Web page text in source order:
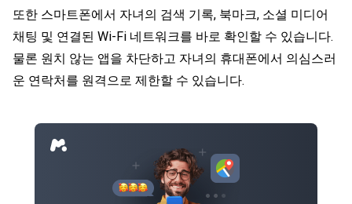
또한 스마트폰에서 자녀의 검색 기록, 북마크, 소셜 미디어
채팅 및 연결된 Wi-Fi 네트워크를 바로 확인할 수 있습니다.
물론 원치 않는 앱을 차단하고 자녀의 휴대폰에서 의심스러
운 연락처를 원격으로 제한할 수 있습니다.